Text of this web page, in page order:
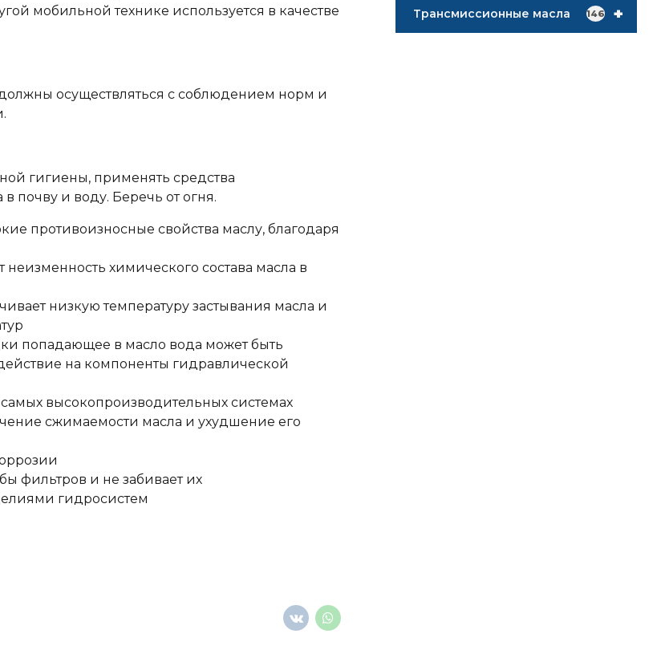
мобильной технике используется в качестве
осуществляться с соблюдением норм и
гигиены, применять средства
почву и воду. Беречь от огня.
противоизносные свойства маслу, благодаря
химического состава масла в
низкую температуру застывания масла и
попадающее в масло вода может быть
на компоненты гидравлической
высокопроизводительных системах
сжимаемости масла и ухудшение его
фильтров и не забивает их
гидросистем
+
Трансмиссионные масла 146